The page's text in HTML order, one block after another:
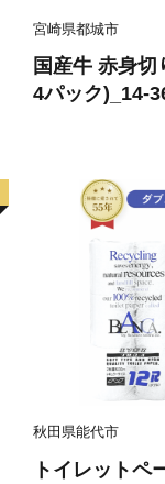
宮崎県都城市
国産牛 赤身
4パック)_14-
秋田県能代市
トイレットペ